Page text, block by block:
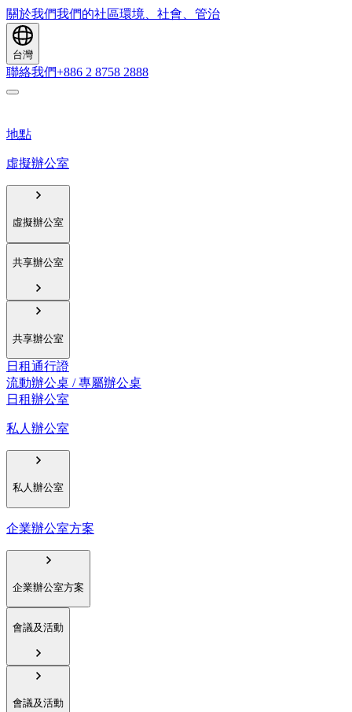
關於我們我們的社區環境、社會、管治
台灣
聯絡我們+886 2 8758 2888
地點
虛擬辦公室
虛擬辦公室
共享辦公室
共享辦公室
日租通行證
流動辦公桌 / 專屬辦公桌
日租辦公室
私人辦公室
私人辦公室
企業辦公室方案
企業辦公室方案
會議及活動
會議及活動